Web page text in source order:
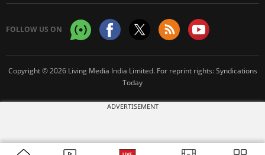
FOLLOW US ON
Copyright © 2026 Living Media India Limited. For reprint rights:Syndications
Today
ADVERTISEMENT